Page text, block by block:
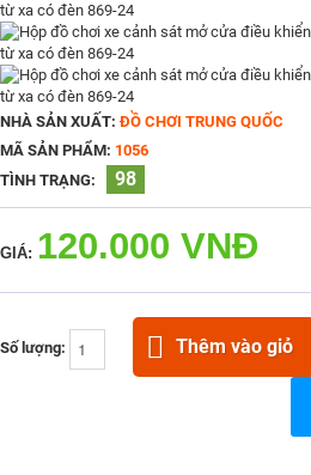
NHÀ SẢN XUẤT: ĐỒ CHƠI TRUNG QUỐC
MÃ SẢN PHẨM: 1056
TÌNH TRẠNG:
98
GIÁ: 120.000 VNĐ
Số lượng: Thêm vào giỏ